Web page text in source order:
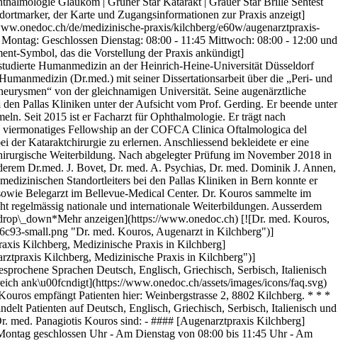
der Karte und Zugangsinformationen zur Praxis anzeigt]
de/medizinische-praxis/kilchberg/e60w/augenarztpraxis-
Geschlossen Dienstag: 08:00 - 11:45 Mittwoch: 08:00 - 12:00 und
Symbol, das die Vorstellung der Praxis ankündigt]
Humanmedizin an der Heinrich-Heine-Universität Düsseldorf
(Dr.med.) mit seiner Dissertationsarbeit über die „Peri- und
von der gleichnamigen Universität. Seine augenärztliche
Pallas Kliniken unter der Aufsicht vom Prof. Gerding. Er beende unter
Seit 2015 ist er Facharzt für Ophthalmologie. Er trägt nach
Fellowship an der COFCA Clinica Oftalmologica del
Kataraktchirurgie zu erlernen. Anschliessend bekleidete er eine
Weiterbildung. Nach abgelegter Prüfung im November 2018 in
Dr.med. J. Bovet, Dr. med. A. Psychias, Dr. med. Dominik J. Annen,
Standortleiters bei den Pallas Kliniken in Bern konnte er
Belegarzt im Bellevue-Medical Center. Dr. Kouros sammelte im
nationale und internationale Weiterbildungen. Ausserdem
anzeigen](https://www.onedoc.ch) [![Dr. med. Kouros,
small.png "Dr. med. Kouros, Augenarzt in Kilchberg")]
Kilchberg, Medizinische Praxis in Kilchberg]
Kilchberg, Medizinische Praxis in Kilchberg")]
Sprachen Deutsch, Englisch, Griechisch, Serbisch, Italienisch
ank\u00fcndigt](https://www.onedoc.ch/assets/images/icons/faq.svg)
empfängt Patienten hier: Weinbergstrasse 2, 8802 Kilchberg. * * *
Patienten auf Deutsch, Englisch, Griechisch, Serbisch, Italienisch und
med. Panagiotis Kouros sind: - #### [Augenarztpraxis Kilchberg]
geschlossen Uhr - Am Dienstag von 08:00 bis 11:45 Uhr - Am